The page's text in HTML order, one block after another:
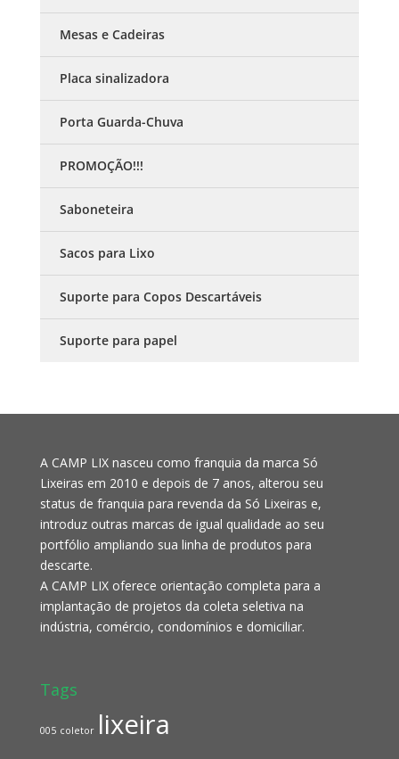
Mesas e Cadeiras
Placa sinalizadora
Porta Guarda-Chuva
PROMOÇÃO!!!
Saboneteira
Sacos para Lixo
Suporte para Copos Descartáveis
Suporte para papel
A CAMP LIX nasceu como franquia da marca Só
Lixeiras em 2010 e depois de 7 anos, alterou seu
status de franquia para revenda da Só Lixeiras e,
introduz outras marcas de igual qualidade ao seu
portfólio ampliando sua linha de produtos para
descarte.
A CAMP LIX oferece orientação completa para a
implantação de projetos da coleta seletiva na
indústria, comércio, condomínios e domiciliar.
Tags
005 coletor lixeira